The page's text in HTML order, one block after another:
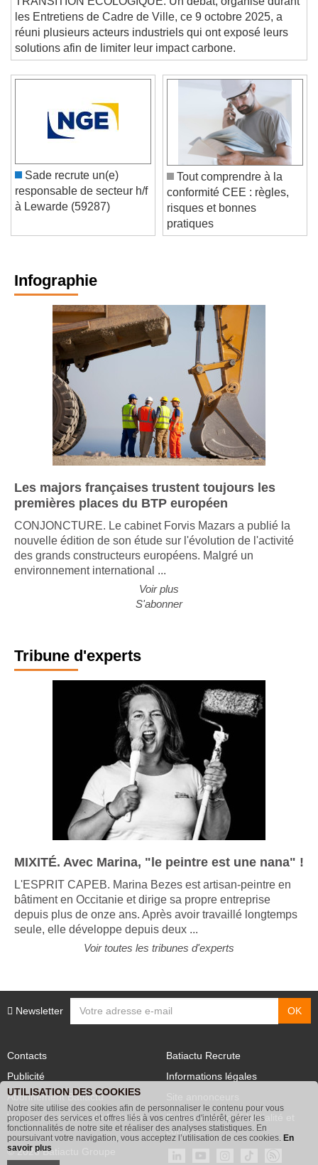
TRANSITION ÉCOLOGIQUE. Un débat, organisé durant
les Entretiens de Cadre de Ville, ce 9 octobre 2025, a
réuni plusieurs acteurs industriels qui ont exposé leurs
solutions afin de limiter leur impact carbone.
Sade recrute un(e)
responsable de secteur h/f
Tout comprendre à la
conformité CEE : règles,
risques et bonnes
pratiques
Infographie
Les majors françaises trustent toujours les
premières places du BTP européen
CONJONCTURE. Le cabinet Forvis Mazars a publié la
nouvelle édition de son étude sur l'évolution de l'activité
des grands constructeurs européens. Malgré un
Voir plus
Tribune d'experts
MIXITÉ. Avec Marina, "le peintre est une nana" !
L'ESPRIT CAPEB. Marina Bezes est artisan-peintre en
bâtiment en Occitanie et dirige sa propre entreprise
depuis plus de onze ans. Après avoir travaillé longtemps
Publicité
Abonnement Batiactu
Voir les contenus+ de Batiactu
Site annonceurs
Politique de confidentialité et
cookies
© 2026 Batiactu Groupe
UTILISATION DES COOKIES
Notre site utilise des cookies afin de personnaliser le contenu pour vous
proposer des services et offres liés à vos centres d'intérêt, gérer les
fonctionnalités de notre site et réaliser des analyses statistiques. En
poursuivant votre navigation, vous acceptez l’utilisation de ces cookies. En
savoir plus